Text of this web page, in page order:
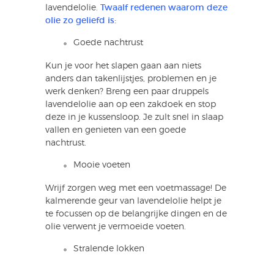
lavendelolie. Twaalf redenen waarom deze
olie zo geliefd is:
Goede nachtrust
Kun je voor het slapen gaan aan niets
anders dan takenlijstjes, problemen en je
werk denken? Breng een paar druppels
lavendelolie aan op een zakdoek en stop
deze in je kussensloop. Je zult snel in slaap
vallen en genieten van een goede
nachtrust.
Mooie voeten
Wrijf zorgen weg met een voetmassage! De
kalmerende geur van lavendelolie helpt je
te focussen op de belangrijke dingen en de
olie verwent je vermoeide voeten.
Stralende lokken